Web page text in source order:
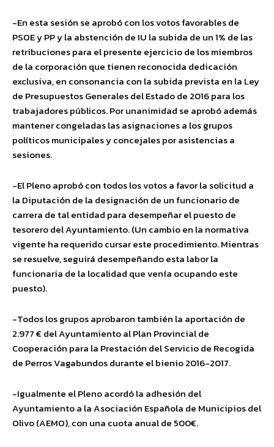
-En esta sesión se aprobó con los votos favorables de
PSOE y PP y la abstención de IU la subida de un 1% de las
retribuciones para el presente ejercicio de los miembros
de la corporación que tienen reconocida dedicación
exclusiva, en consonancia con la subida prevista en la Ley
de Presupuestos Generales del Estado de 2016 para los
trabajadores públicos. Por unanimidad se aprobó además
mantener congeladas las asignaciones a los grupos
políticos municipales y concejales por asistencias a
sesiones.
-El Pleno aprobó con todos los votos a favor la solicitud a
la Diputación de la designación de un funcionario de
carrera de tal entidad para desempeñar el puesto de
tesorero del Ayuntamiento. (Un cambio en la normativa
vigente ha requerido cursar este procedimiento. Mientras
se resuelve, seguirá desempeñando esta labor la
funcionaria de la localidad que venía ocupando este
puesto).
-Todos los grupos aprobaron también la aportación de
2.977 € del Ayuntamiento al Plan Provincial de
Cooperación para la Prestación del Servicio de Recogida
de Perros Vagabundos durante el bienio 2016-2017.
-Igualmente el Pleno acordó la adhesión del
Ayuntamiento a la Asociación Española de Municipios del
Olivo (AEMO), con una cuota anual de 500€.